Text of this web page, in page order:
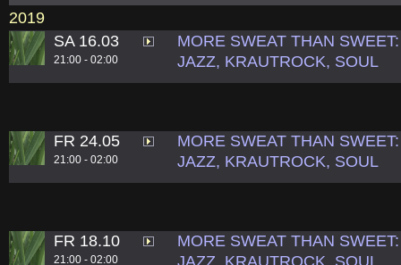
2019
SA 16.03
21:00 - 02:00
MORE SWEAT THAN
JAZZ, KRAUTROCK, SOUL
FR 24.05
21:00 - 02:00
MORE SWEAT THAN
JAZZ, KRAUTROCK, SOUL
FR 18.10
21:00 - 02:00
MORE SWEAT THAN
JAZZ, KRAUTROCK, SOUL